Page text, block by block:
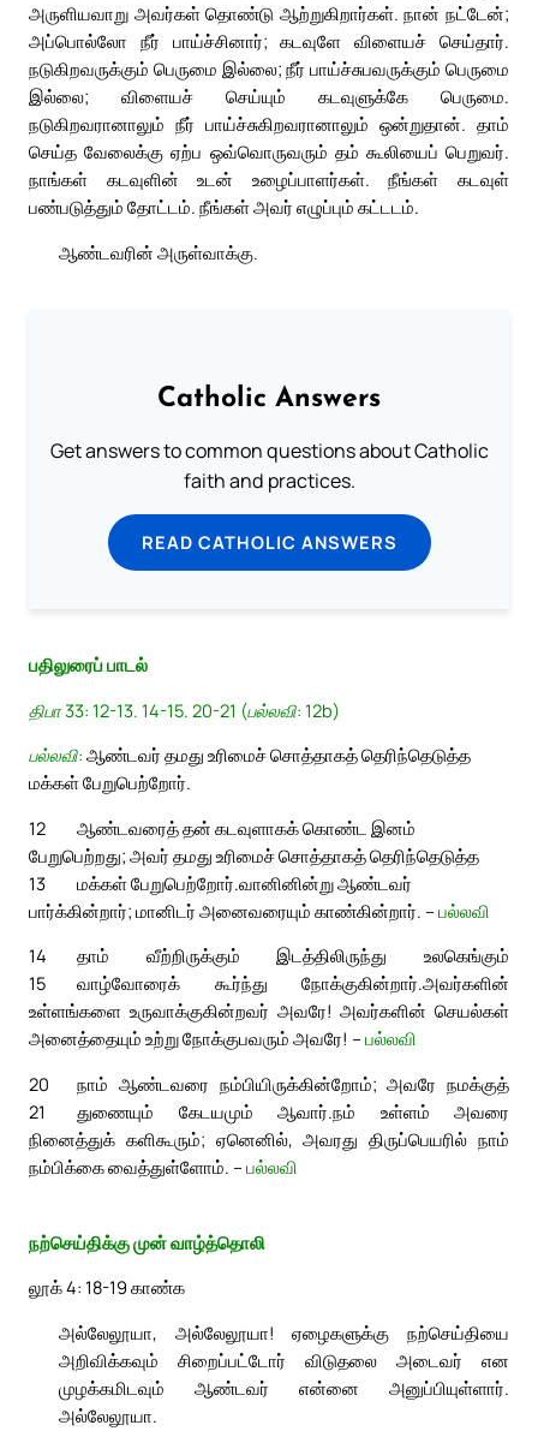
அருளியவாறு அவர்கள் தொண்டு ஆற்றுகிறார்கள். நான் நட்டேன்;
அப்பொல்லோ நீர் பாய்ச்சினார்; கடவுளே விளையச் செய்தார்.
நடுகிறவருக்கும் பெருமை இல்லை; நீர் பாய்ச்சுபவருக்கும் பெருமை
இல்லை; விளையச் செய்யும் கடவுளுக்கே பெருமை.
நடுகிறவரானாலும் நீர் பாய்ச்சுகிறவரானாலும் ஒன்றுதான். தாம்
செய்த வேலைக்கு ஏற்ப ஒவ்வொருவரும் தம் கூலியைப் பெறுவர்.
நாங்கள் கடவுளின் உடன் உழைப்பாளர்கள். நீங்கள் கடவுள்
பண்படுத்தும் தோட்டம். நீங்கள் அவர் எழுப்பும் கட்டடம்.
ஆண்டவரின் அருள்வாக்கு.
Catholic Answers
Get answers to common questions about Catholic
faith and practices.
READ CATHOLIC ANSWERS
பதிலுரைப் பாடல்
திபா 33: 12-13. 14-15. 20-21 (பல்லவி: 12b)
பல்லவி: ஆண்டவர் தமது உரிமைச் சொத்தாகத் தெரிந்தெடுத்த
மக்கள் பேறுபெற்றோர்.
12
ஆண்டவரைத் தன் கடவுளாகக் கொண்ட இனம்
பேறுபெற்றது; அவர் தமது உரிமைச் சொத்தாகத் தெரிந்தெடுத்த
மக்கள் பேறுபெற்றோர்.
13
வானினின்று ஆண்டவர்
பார்க்கின்றார்; மானிடர் அனைவரையும் காண்கின்றார். – பல்லவி
14
தாம் வீற்றிருக்கும் இடத்திலிருந்து உலகெங்கும்
வாழ்வோரைக் கூர்ந்து நோக்குகின்றார்.
15
அவர்களின்
உள்ளங்களை உருவாக்குகின்றவர் அவரே! அவர்களின் செயல்கள்
அனைத்தையும் உற்று நோக்குபவரும் அவரே! – பல்லவி
20
நாம் ஆண்டவரை நம்பியிருக்கின்றோம்; அவரே நமக்குத்
துணையும் கேடயமும் ஆவார்.
21
நம் உள்ளம் அவரை
நினைத்துக் களிகூரும்; ஏனெனில், அவரது திருப்பெயரில் நாம்
நம்பிக்கை வைத்துள்ளோம். – பல்லவி
நற்செய்திக்கு முன் வாழ்த்தொலி
லூக் 4: 18-19 காண்க
அல்லேலூயா, அல்லேலூயா! ஏழைகளுக்கு நற்செய்தியை
அறிவிக்கவும் சிறைப்பட்டோர் விடுதலை அடைவர் என
முழக்கமிடவும் ஆண்டவர் என்னை அனுப்பியுள்ளார்.
அல்லேலூயா.